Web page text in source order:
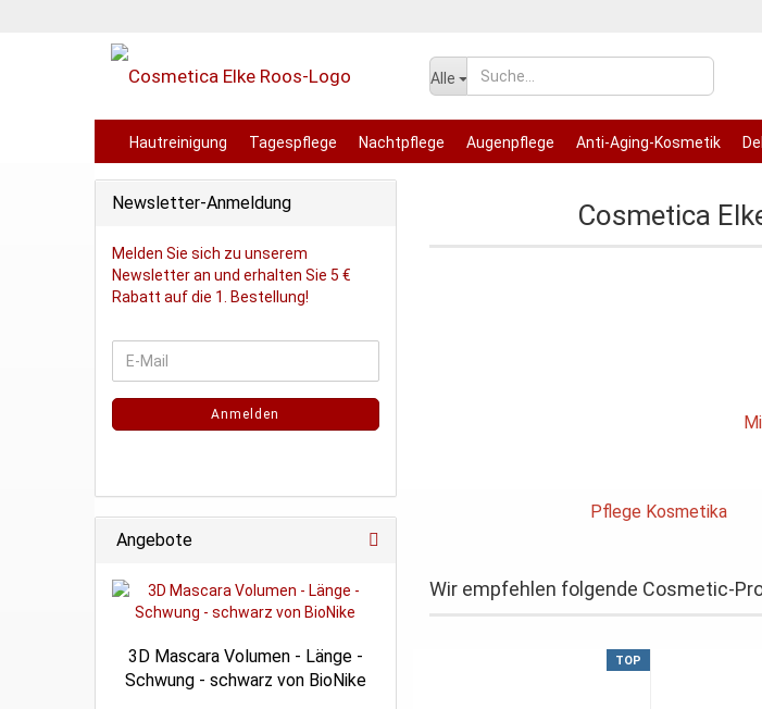
Alle
Hautreinigung Tagespflege Nachtpflege Augenpflege Anti-Aging-Kosmetik
Kosmetik-Marken
Cosmetica
Pflege Kosmetika
Wir empfehlen folgende Cosmetic-
TOP
Newsletter-Anmeldung
Melden Sie sich zu unserem
Newsletter an und erhalten Sie 5 €
Rabatt auf die 1. Bestellung!
Anmelden
Angebote
3D Mascara Volumen - Länge -
Schwung - schwarz von BioNike